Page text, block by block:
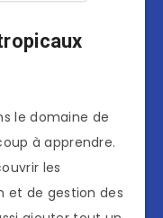
le domaine de
à apprendre.
les
et de gestion des